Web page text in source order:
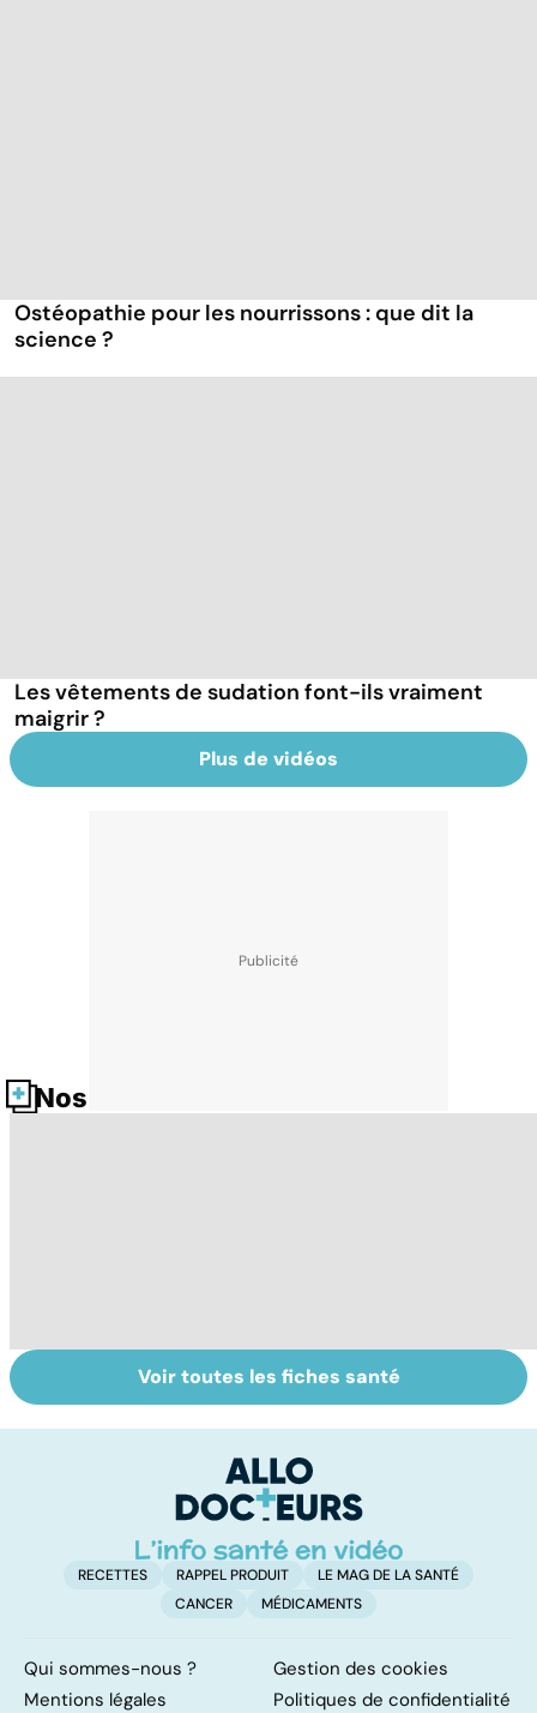
Ostéopathie pour les nourrissons : que dit la
science ?
Les vêtements de sudation font-ils vraiment
maigrir ?
Plus de vidéos
Nos fiches santé
Votre enfant se
gratte : et si
RGO : des
solutions contre
gastrique
Voir toutes les fiches santé
RECETTES RAPPEL PRODUIT
LE MAG DE LA SANTÉ
CANCER
MÉDICAMENTS
Qui sommes-nous ?
Gestion des cookies
Mentions légales
Politiques de confidentialité